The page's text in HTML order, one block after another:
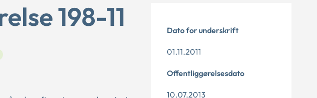
198-11 Dato for underskrift
01.11.2011
Offentliggørelsesdato
10.07.2013